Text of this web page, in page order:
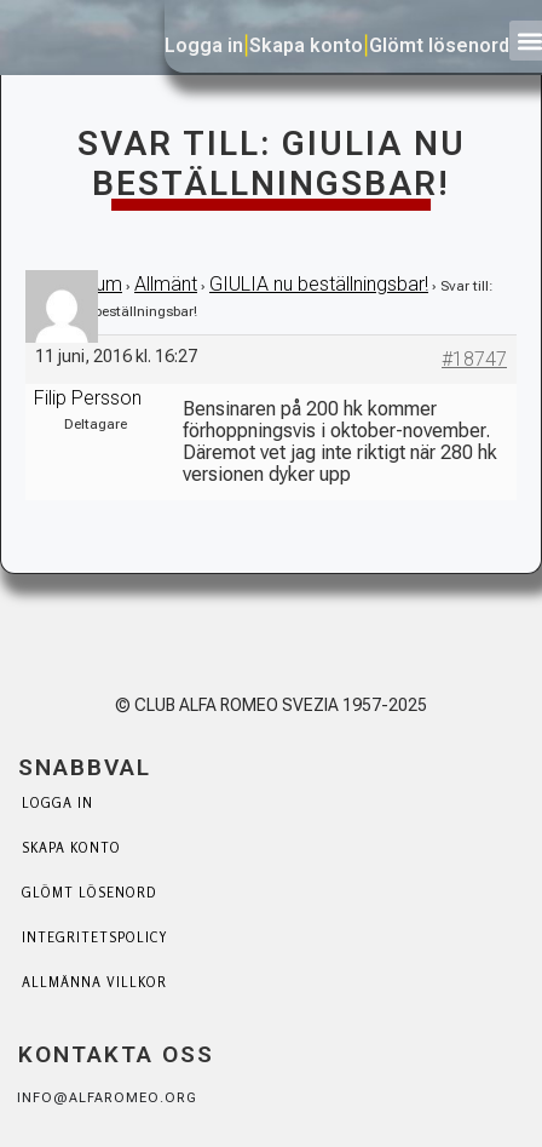
Logga in Skapa konto Glömt lösenord
SVAR TILL: GIULIA NU
BESTÄLLNINGSBAR!
› Forum › Allmänt › GIULIA nu beställningsbar! › Svar till:
GIULIA nu beställningsbar!
11 juni, 2016 kl. 16:27
#18747
Filip Persson
Deltagare
Bensinaren på 200 hk kommer
förhoppningsvis i oktober-november.
Däremot vet jag inte riktigt när 280 hk
versionen dyker upp
© CLUB ALFA ROMEO SVEZIA 1957-2025
SNABBVAL
LOGGA IN
SKAPA KONTO
GLÖMT LÖSENORD
INTEGRITETSPOLICY
ALLMÄNNA VILLKOR
KONTAKTA OSS
INFO@ALFAROMEO.ORG